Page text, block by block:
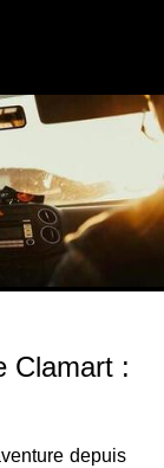
Clamart :
depuis